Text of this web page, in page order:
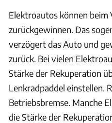
Elektroautos können beim
zurückgewinnen. Das
verzögert das Auto und
zurück. Bei vielen
Stärke der Rekuperation
Lenkradpaddel einstellen.
Betriebsbremse. Manche
die Stärke der